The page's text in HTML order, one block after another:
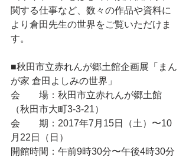
関する仕事など、数々の作品や資料に
より倉田先生の世界をご覧いただけま
す。
■秋田市立赤れんが郷土館企画展「まん
が家 倉田よしみの世界」
会　　場：秋田市立赤れんが郷土館
（秋田市大町3-3-21）
会　　期：2017年7月15日（土）〜10
月22日（日）
開館時間：午前9時30分〜午後4時30分